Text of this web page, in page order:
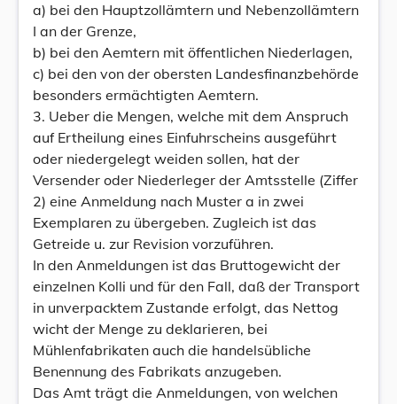
a) bei den Hauptzollämtern und Nebenzollämtern
I an der Grenze,
b) bei den Aemtern mit öffentlichen Niederlagen,
c) bei den von der obersten Landesfinanzbehörde
besonders ermächtigten Aemtern.
3. Ueber die Mengen, welche mit dem Anspruch
auf Ertheilung eines Einfuhrscheins ausgeführt
oder niedergelegt weiden sollen, hat der
Versender oder Niederleger der Amtsstelle (Ziffer
2) eine Anmeldung nach Muster a in zwei
Exemplaren zu übergeben. Zugleich ist das
Getreide u. zur Revision vorzuführen.
In den Anmeldungen ist das Bruttogewicht der
einzelnen Kolli und für den Fall, daß der Transport
in unverpacktem Zustande erfolgt, das Nettog
wicht der Menge zu deklarieren, bei
Mühlenfabrikaten auch die handelsübliche
Benennung des Fabrikats anzugeben.
Das Amt trägt die Anmeldungen, von welchen